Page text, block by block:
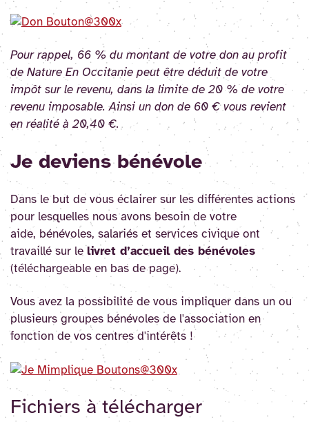
Pour rappel, 66 % du montant de votre don au profit
de Nature En Occitanie peut être déduit de votre
impôt sur le revenu, dans la limite de 20 % de votre
revenu imposable. Ainsi un don de 60 € vous revient
en réalité à 20,40 €.
Je deviens bénévole
Dans le but de vous éclairer sur les différentes actions
pour lesquelles nous avons besoin de votre
aide, bénévoles, salariés et services civique ont
travaillé sur le livret d’accueil des bénévoles
(téléchargeable en bas de page).
Vous avez la possibilité de vous impliquer dans un ou
plusieurs groupes bénévoles de l'association en
fonction de vos centres d'intérêts !
Fichiers à télécharger